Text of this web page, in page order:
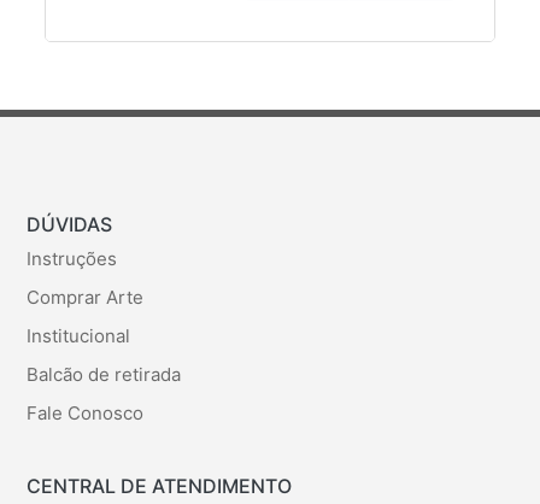
DÚVIDAS
Instruções
Comprar Arte
Institucional
Balcão de retirada
Fale Conosco
CENTRAL DE ATENDIMENTO